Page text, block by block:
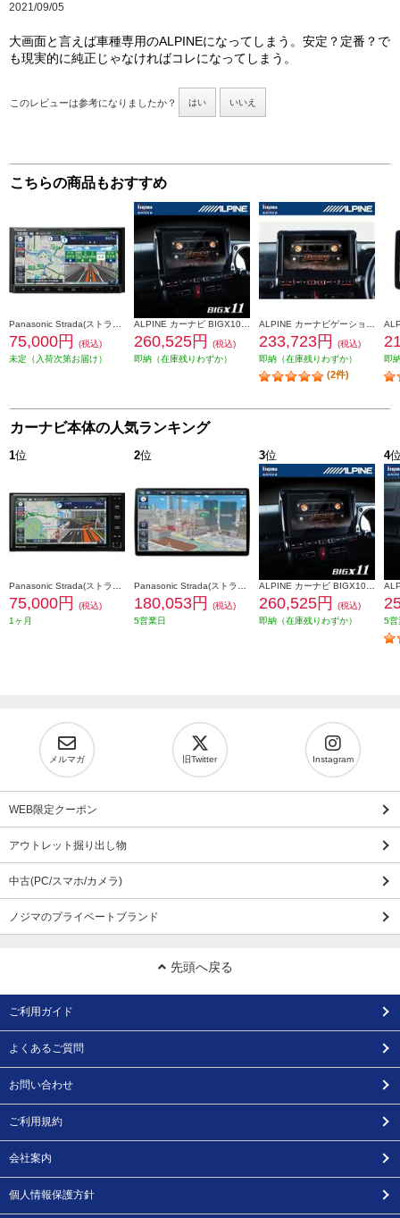
2021/09/05
大画面と言えば車種専用のALPINEになってしまう。安定？定番？で
も現実的に純正じゃなければコレになってしまう。
このレビューは参考になりましたか？ はい いいえ
こちらの商品もおすすめ
75,000円
(税込)
未定（入荷次第お届け）
260,525円
(税込)
即納（在庫残りわずか）
233,723円
(税込)
即納（在庫残りわずか）
(2件)
即
カーナビ本体の人気ランキング
1位
75,000円
(税込)
1ヶ月
2位
180,053円
(税込)
5営業日
3位
260,525円
(税込)
即納（在庫残りわずか）
4
5営
メルマガ 旧Twitter Instagram
WEB限定クーポン
アウトレット掘り出し物
中古(PC/スマホ/カメラ)
ノジマのプライベートブランド
先頭へ戻る
ご利用ガイド
よくあるご質問
お問い合わせ
ご利用規約
会社案内
個人情報保護方針